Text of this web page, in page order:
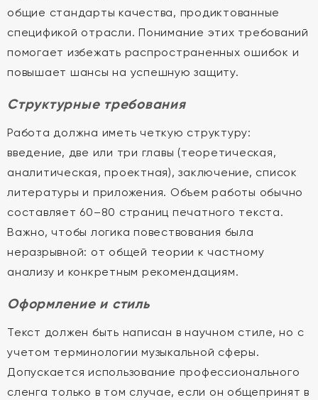
общие стандарты качества, продиктованные
спецификой отрасли. Понимание этих требований
помогает избежать распространенных ошибок и
повышает шансы на успешную защиту.
Структурные требования
Работа должна иметь четкую структуру:
введение, две или три главы (теоретическая,
аналитическая, проектная), заключение, список
литературы и приложения. Объем работы обычно
составляет 60–80 страниц печатного текста.
Важно, чтобы логика повествования была
неразрывной: от общей теории к частному
анализу и конкретным рекомендациям.
Оформление и стиль
Текст должен быть написан в научном стиле, но с
учетом терминологии музыкальной сферы.
Допускается использование профессионального
сленга только в том случае, если он общепринят в